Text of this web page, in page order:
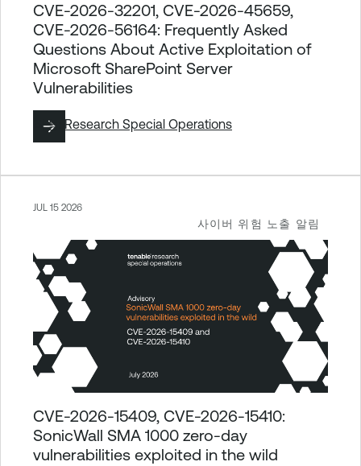
CVE-2026-32201, CVE-2026-45659,
CVE-2026-56164: Frequently Asked
Questions About Active Exploitation of
Microsoft SharePoint Server
Vulnerabilities
작성: Research Special Operations
사이버 위험 노출 알림
JUL 15 2026
CVE-2026-15409, CVE-2026-15410:
SonicWall SMA 1000 zero-day
vulnerabilities exploited in the wild